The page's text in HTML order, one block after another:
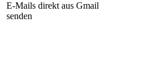
E-Mails direkt aus Gmail
senden